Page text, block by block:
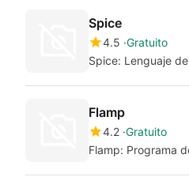
Spice
4.5 Gratuito
Spice: Lenguaje
Flamp
4.2 Gratuito
Flamp: Programa